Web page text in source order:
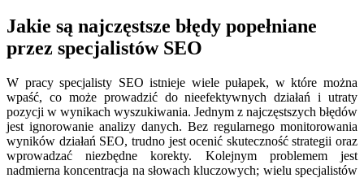
Jakie są najczęstsze błędy popełniane
przez specjalistów SEO
W pracy specjalisty SEO istnieje wiele pułapek, w które można
wpaść, co może prowadzić do nieefektywnych działań i utraty
pozycji w wynikach wyszukiwania. Jednym z najczęstszych błędów
jest ignorowanie analizy danych. Bez regularnego monitorowania
wyników działań SEO, trudno jest ocenić skuteczność strategii oraz
wprowadzać niezbędne korekty. Kolejnym problemem jest
nadmierna koncentracja na słowach kluczowych; wielu specjalistów